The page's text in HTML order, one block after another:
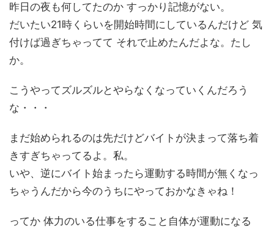
昨日の夜も何してたのか すっかり記憶がない。
だいたい21時くらいを開始時間にしているんだけど 気
付けば過ぎちゃってて それで止めたんだよな。たし
か。
こうやってズルズルとやらなくなっていくんだろう
な・・・
まだ始められるのは先だけどバイトが決まって落ち着
きすぎちゃってるよ。私。
いや、逆にバイト始まったら運動する時間が無くなっ
ちゃうんだから今のうちにやっておかなきゃね！
ってか 体力のいる仕事をすること自体が運動になる